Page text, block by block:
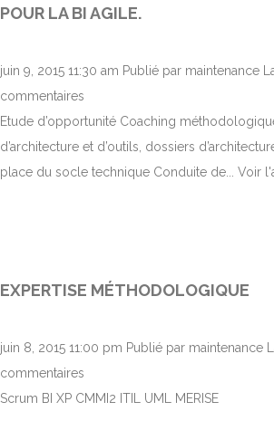
POUR LA BI AGILE.
juin 9, 2015 11:30 am Publié par maintenance
commentaires
Etude d’opportunité Coaching
d’architecture et d’outils, dossiers
place du socle technique Conduite de... Voir
EXPERTISE MÉTHODOLOGIQUE
juin 8, 2015 11:00 pm Publié par maintenance
commentaires
Scrum BI XP CMMI2 ITIL UML MERISE